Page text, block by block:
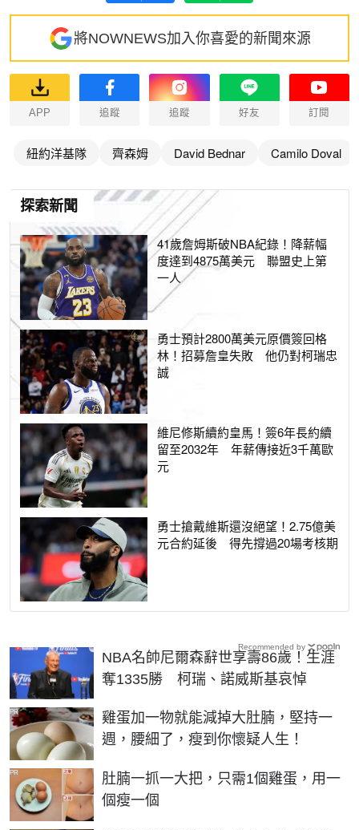
將NOWNEWS加入你喜愛的新聞來源
APP 追蹤 追蹤 好友 訂閱
紐約洋基隊 齊森姆 David Bednar Camilo Doval
探索新聞
41歲詹姆斯破NBA紀錄！降薪幅
度達到4875萬美元 聯盟史上第
一人
勇士預計2800萬美元原價簽回格
林！招募詹皇失敗 他仍對柯瑞忠
誠
維尼修斯續約皇馬！簽6年長約續
留至2032年 年薪傳接近3千萬歐
元
勇士搶戴維斯還沒絕望！2.75億美
元合約延後 得先撐過20場考核期
NBA名帥尼爾森辭世享壽86歲！生涯
奪1335勝 柯瑞、諾威斯基哀悼
雞蛋加一物就能減掉大肚腩，堅持一
週，腰細了，瘦到你懷疑人生！
PR
肚腩一抓一大把，只需1個雞蛋，用一
個瘦一個
PR
Recommended by